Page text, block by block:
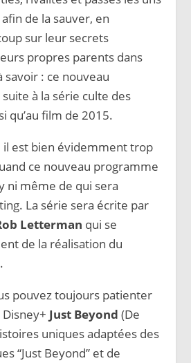
de la sauver, en
sur leur secrets
propres parents dans
savoir : ce nouveau
à la série culte des
qu’au film de 2015.
il est bien évidemment trop
ce nouveau programme
ni même de qui sera
La série sera écrite par
Letterman qui se
de la réalisation du
pouvez toujours patienter
Just Beyond (De
uniques adaptées des
“Just Beyond” et de